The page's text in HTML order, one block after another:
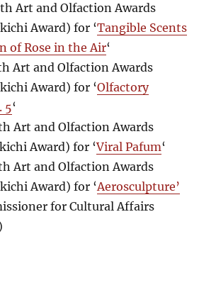
Art and Olfaction Awards
Award) for ‘Tangible Scents
of Rose in the Air‘
Art and Olfaction Awards
Award) for ‘Olfactory
5‘
Art and Olfaction Awards
Award) for ‘Viral Pafum‘
Art and Olfaction Awards
Award) for ‘Aerosculpture’
for Cultural Affairs